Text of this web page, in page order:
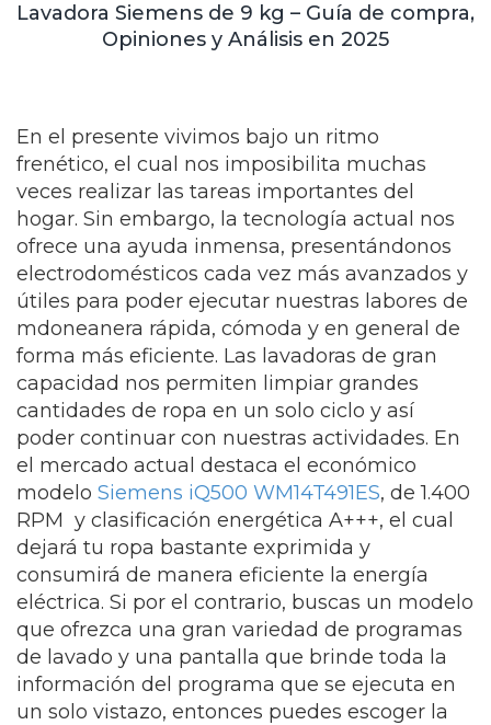
Lavadora Siemens de 9 kg – Guía de compra,
Opiniones y Análisis en 2025
En el presente vivimos bajo un ritmo
frenético, el cual nos imposibilita muchas
veces realizar las tareas importantes del
hogar. Sin embargo, la tecnología actual nos
ofrece una ayuda inmensa, presentándonos
electrodomésticos cada vez más avanzados y
útiles para poder ejecutar nuestras labores de
mdoneanera rápida, cómoda y en general de
forma más eficiente. Las lavadoras de gran
capacidad nos permiten limpiar grandes
cantidades de ropa en un solo ciclo y así
poder continuar con nuestras actividades. En
el mercado actual destaca el económico
modelo Siemens iQ500 WM14T491ES, de 1.400
RPM y clasificación energética A+++, el cual
dejará tu ropa bastante exprimida y
consumirá de manera eficiente la energía
eléctrica. Si por el contrario, buscas un modelo
que ofrezca una gran variedad de programas
de lavado y una pantalla que brinde toda la
información del programa que se ejecuta en
un solo vistazo, entonces puedes escoger la